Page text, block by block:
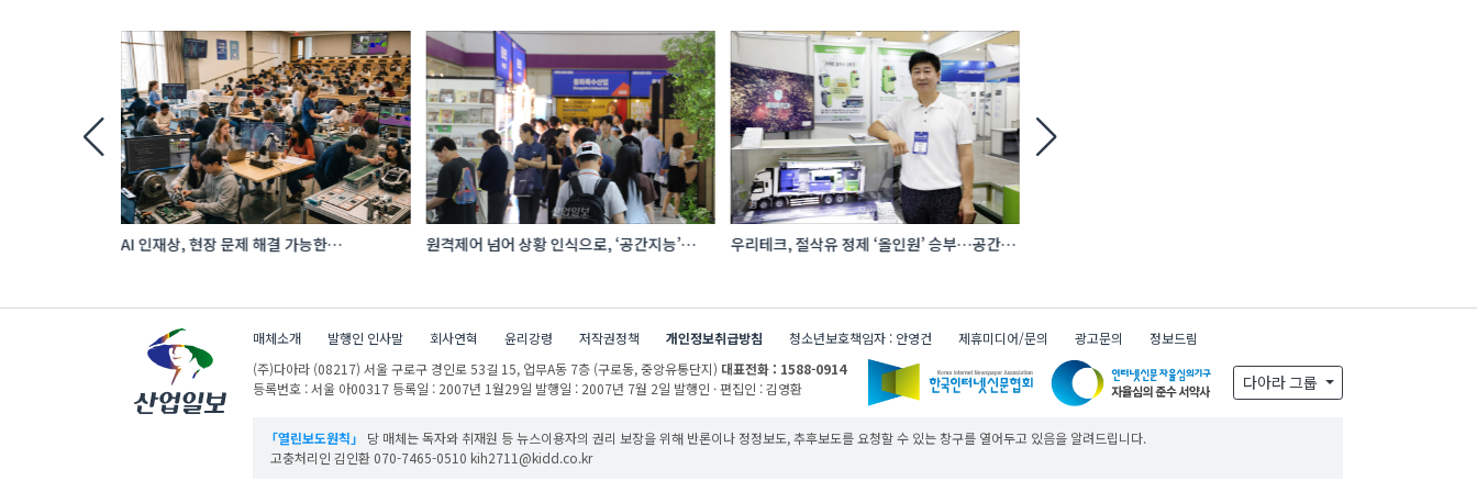
AI 인재상, 현장 문제 해결 가능한
원격제어 넘어 상황 인식으로, ‘공간지능’
우리테크, 절삭유 정제 ‘올인원’ 승부…공간·
매체소개 발행인 인사말 회사연혁 윤리강령 저작권정책 개인정보취급방침 청소년보호책임자 : 안영건 제휴미디어/문의 광고문의
정보드림
(주)다아라 (08217) 서울 구로구 경인로 53길 15,업무A동 7층 (구로동, 중앙유통단지) 대표전화 : 1588-0914
등록번호 : 서울 아00317 등록일 : 2007년 1월29일 발행일 : 2007년 7월 2일 발행인 · 편집인 : 김영환 다아라 그룹
「열린보도원칙」
당 매체는 독자와 취재원 등 뉴스이용자의 권리 보장을 위해 반론이나 정정보도, 추후보도를 요청할 수 있는 창구를 열어두고 있음을 알려드립니다.
고충처리인 김인환 070-7465-0510 kih2711@kidd.co.kr